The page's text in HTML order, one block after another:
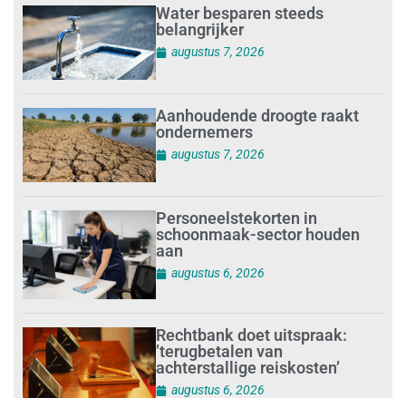
Water besparen steeds
belangrijker
augustus 7, 2026
Aanhoudende droogte raakt
ondernemers
augustus 7, 2026
Personeelstekorten in
schoonmaak-sector houden
aan
augustus 6, 2026
Rechtbank doet uitspraak:
’terugbetalen van
achterstallige reiskosten’
augustus 6, 2026